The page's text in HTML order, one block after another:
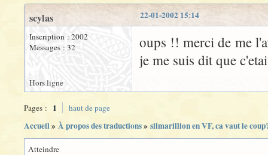
22-01-2002 15:14
scylas
Inscription : 2002
Messages : 32
oups !! merci de me
je me suis dit que
Hors ligne
Pages : 1 haut de page
Accueil» À propos des traductions» silmarillion en VF, ca vaut le
Atteindre